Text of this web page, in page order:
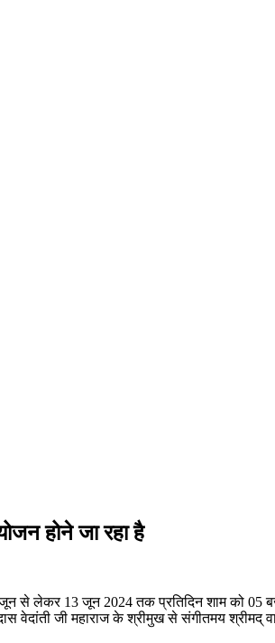
होने जा रहा है
05 जून से लेकर 13 जून 2024 तक प्रतिदिन शाम को
दास वेदांती जी महाराज के श्रीमुख से संगीतमय श्रीमद्